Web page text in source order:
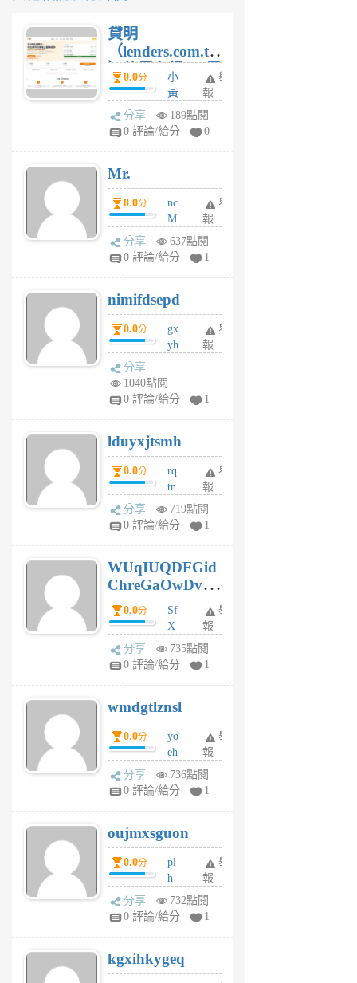
貸明
（lenders.com.tw
）使用心得 — 民
間貸款比較平台
體驗
0.0分
小
黃
蜂
1
舉
報
分享
189點閱
0 評論/給分
0
Mr.
0.0分
nc
M
U
F
U
5
個
月
舉
報
分享
637點閱
0 評論/給分
1
nimifdsepd
0.0分
gx
yh
jl
月
前
舉
報
分享
1040點閱
0 評論/給分
1
lduyxjtsmh
0.0分
rq
tn
jt
gl
個
月
前
舉
報
分享
719點閱
0 評論/給分
1
WUqIUQDFGid
ChreGaOwDv
dY0.0分
Sf
X
Pe
Jc
R
P
m
v
A
V
個
月
前
舉
報
分享
735點閱
0 評論/給分
1
wmdgtlznsl
0.0分
yo
eh
ld
gy
個
月
前
舉
報
分享
736點閱
0 評論/給分
1
oujmxsguon
0.0分
pl
h
wi
w
6
個
舉
報
分享
732點閱
0 評論/給分
1
kgxihkygeq